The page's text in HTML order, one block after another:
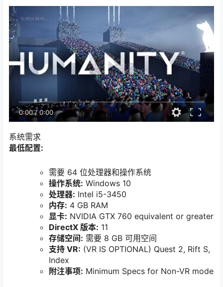
0:00/0:00
系统需求
最低配置:
需要 64 位处理器和操作系统
操作系统: Windows 10
处理器: Intel i5-3450
内存: 4 GB RAM
显卡: NVIDIA GTX 760 equivalent or greater
DirectX 版本: 11
存储空间: 需要 8 GB 可用空间
支持 VR: (VR IS OPTIONAL) Quest 2, Rift S,
Index
附注事项: Minimum Specs for Non-VR mode